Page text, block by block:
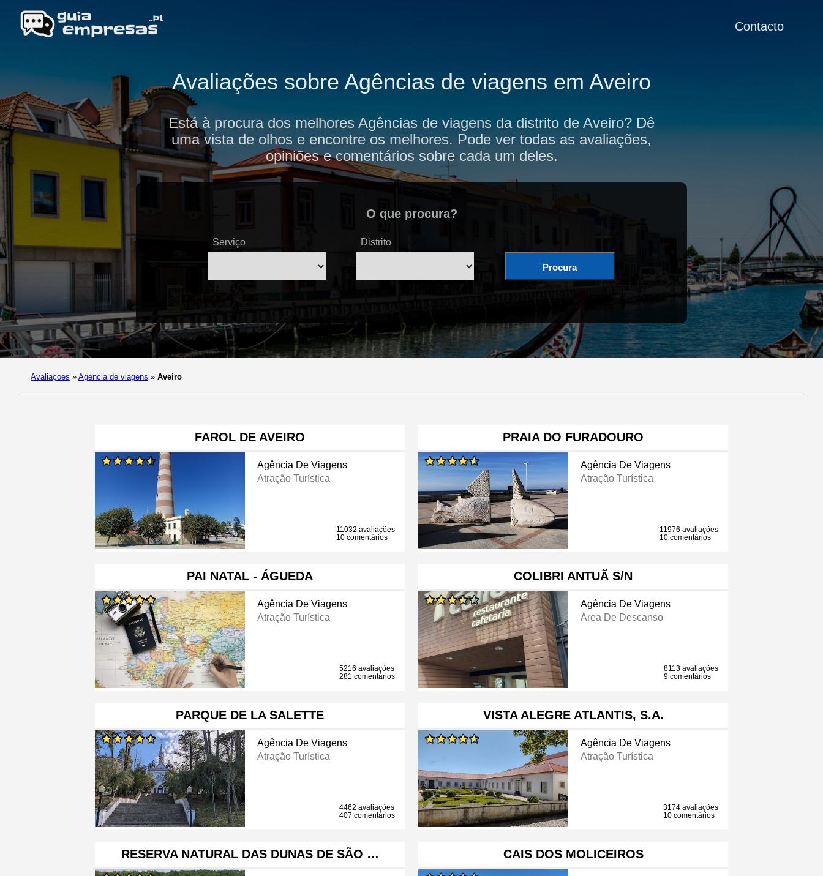
Contacto
Avaliações sobre Agências de viagens em Aveiro
Está à procura dos melhores Agências de viagens da distrito de Aveiro? Dê
uma vista de olhos e encontre os melhores. Pode ver todas as avaliações,
opiniões e comentários sobre cada um deles.
O que procura?
Serviço Distrito
Procura
Avaliaçoes » Agencia de viagens » Aveiro
FAROL DE AVEIRO
Agência De Viagens
Atração Turística
11032 avaliações
10 comentários
PRAIA DO FURADOURO
Agência De Viagens
Atração Turística
11976 avaliações
10 comentários
PAI NATAL - ÁGUEDA
Agência De Viagens
Atração Turística
5216 avaliações
281 comentários
COLIBRI ANTUÃ S/N
Agência De Viagens
Área De Descanso
8113 avaliações
9 comentários
PARQUE DE LA SALETTE
Agência De Viagens
Atração Turística
4462 avaliações
407 comentários
VISTA ALEGRE ATLANTIS, S.A.
Agência De Viagens
Atração Turística
3174 avaliações
10 comentários
RESERVA NATURAL DAS DUNAS DE SÃO … CAIS DOS MOLICEIROS